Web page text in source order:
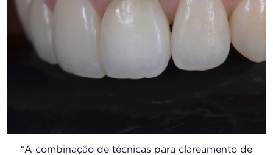
“A combinação de técnicas para clareamento de